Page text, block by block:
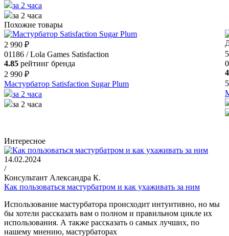
за 2 часа
за 2 часа
Похожие товары
2 990 ₽
01186 / Lola Games Satisfaction
4.85 рейтинг бренда
2 990 ₽
Мастурбатор Satisfaction Sugar Plum
за 2 часа
за 2 часа
Интересное
14.02.2024
/
Консультант Александра К.
Как пользоваться мастурбатром и как ухаживать за ним
Использование мастурбатора происходит интуитивно, но мы
бы хотели рассказать вам о полном и правильном цикле их
использования. А также рассказать о самых лучших, по
нашему мнению, мастурбаторах